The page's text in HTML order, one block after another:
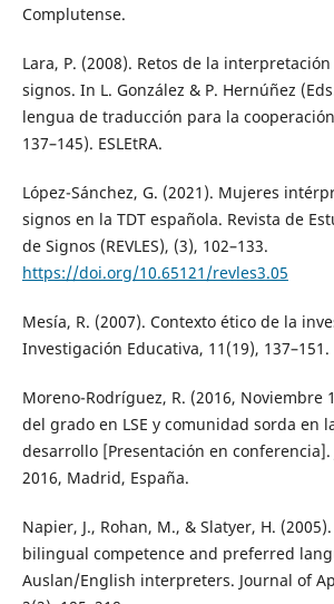
Complutense.
Lara, P. (2008). Retos de la
signos. In L. González & P. Hernúñez
lengua de traducción para la
137–145). ESLEtRA.
López-Sánchez, G. (2021). Mujeres
signos en la TDT española. Revista de
de Signos (REVLES), (3), 102–133.
https://doi.org/10.65121/revles3.05
Mesía, R. (2007). Contexto ético de la
Investigación Educativa, 11(19), 137–151.
Moreno-Rodríguez, R. (2016, Noviembre
del grado en LSE y comunidad sorda en
desarrollo [Presentación en conferencia].
2016, Madrid, España.
Napier, J., Rohan, M., & Slatyer, H.
bilingual competence and preferred
Auslan/English interpreters. Journal of